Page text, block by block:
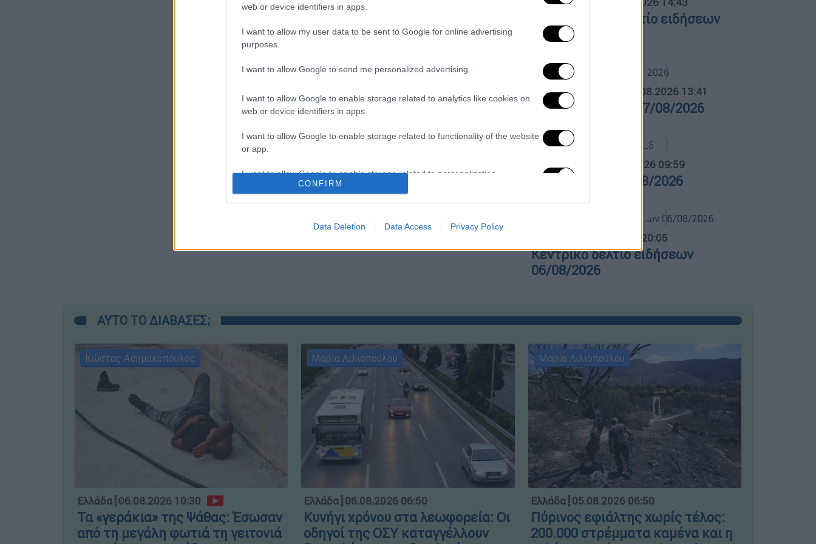
web or device identifiers in apps.
I want to allow my user data to be sent to Google for online advertising
purposes.
I want to allow Google to send me personalized advertising.
I want to allow Google to enable storage related to analytics like cookies on
web or device identifiers in apps.
I want to allow Google to enable storage related to functionality of the website
or app.
I want to allow Google to enable storage related to personalization.
I want to allow Google to enable storage related to security, including
CONFIRM
Data Deletion Data Access Privacy Policy
Μεσημεριανό δελτίο ειδήσεων
06/08/2026
ΑΘΛΗΤΙΚΟ ΔΕΛΤΙΟ 07.08.2026 13:41
Αθλητικό δελτίο 07/08/2026
Ώρα Ελλάδος... 07.08.2026 09:59
Ώρα Ελλάδος 07/08/2026
06.08.2026 20:05
Κεντρικό δελτίο ειδήσεων
06/08/2026
ΑΥΤΟ ΤΟ ΔΙΑΒΑΣΕΣ;
Κώστας Ασημακόπουλος
Ελλάδα┋06.08.2026 10:30
Τα «γεράκια» της Ψάθας: Έσωσαν
από τη μεγάλη φωτιά τη γειτονιά
Μαρία Λιλιοπούλου
Ελλάδα┋06.08.2026 06:50
Κυνήγι χρόνου στα λεωφορεία: Οι
οδηγοί της ΟΣΥ καταγγέλλουν
Μαρία Λιλιοπούλου
Ελλάδα┋05.08.2026 06:50
Πύρινος εφιάλτης χωρίς τέλος:
200.000 στρέμματα καμένα και η